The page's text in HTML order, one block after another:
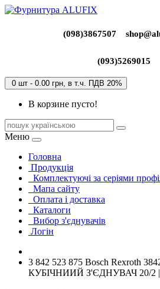
(098)3867507
(093)5269015
0 шт - 0.00 грн, в т.ч. ПДВ 20%
В корзине пусто!
Меню
Головна
Продукція
Комплектуючі за серіями
Мапа сайту
Оплата і доставка
Каталоги
Вибор з'єднувачів
Логін
3 842 523 875 Bosch Rexroth
КУБІЧНИИЙ З'ЄДНУВАЧ 20/2 |